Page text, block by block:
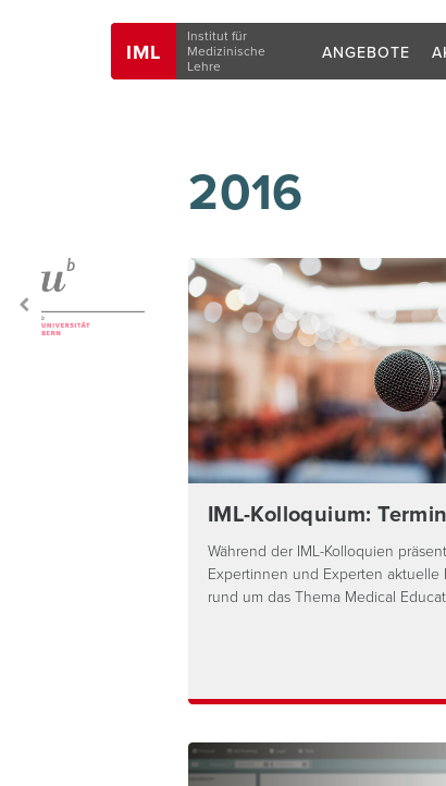
Navigation
IML
Institut für
Medizinische
Lehre
ANGEBOTE
2016
IML-Kolloquium:
Während der IML-Kolloquien
Expertinnen und Experten aktuelle
rund um das Thema Medical